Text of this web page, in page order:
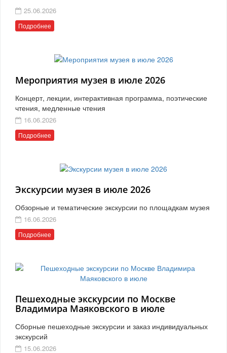
25.06.2026
Подробнее
Мероприятия музея в июле 2026
Концерт, лекции, интерактивная программа, поэтические
чтения, медленные чтения
16.06.2026
Подробнее
Экскурсии музея в июле 2026
Обзорные и тематические экскурсии по площадкам музея
16.06.2026
Подробнее
Пешеходные экскурсии по Москве
Владимира Маяковского в июле
Сборные пешеходные экскурсии и заказ индивидуальных
экскурсий
15.06.2026